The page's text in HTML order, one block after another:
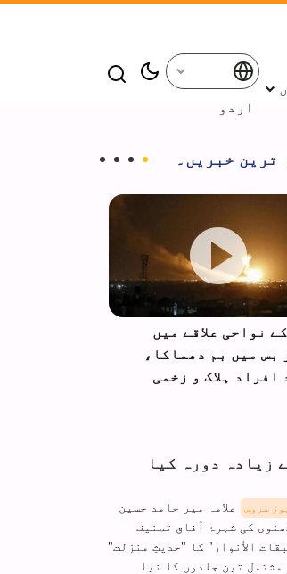
اردو
ترین خبریں۔
نواحی علاقے میں
بس میں بم دھماکا،
افراد ہلاک و زخمی
زیادہ دورہ کیا
سروس
علامہ میر حامد حسین
کی شہرۂ آفاق تصنیف
الأنوار" کا "حدیثِ منزلت"
مشتمل تین جلدوں کا نیا